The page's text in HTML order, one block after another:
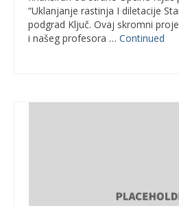
“Uklanjanje rastinja I diletacije
podgrad Ključ. Ovaj skromni
i našeg profesora … Continued